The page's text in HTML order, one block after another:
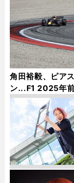
角田裕毅、ピア
ン...F1 2025年
護＆桜井淳雄】